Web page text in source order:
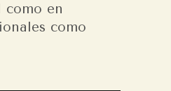
como en
como